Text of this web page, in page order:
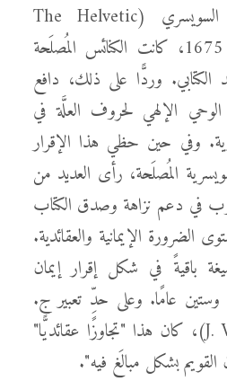
بصياغة إقرار الإيمان السويسري (The Helvetic
Consensus) في عام 1675، كانت الكنائس المُصلَحة
الكتابي. وردًّا على ذلك، دافع
الإلهي لحروف العلَّة في
وفي حين حظي هذا الإقرار
المُصلَحة، رأى العديد من
في دعم نزاهة وصدق الكتاب
الضرورة الإيمانية والعقائدية.
باقيةً في شكل إقرار إيمان
عامًا. وعلى حدِّ تعبير ج.
ف. فيسكو (J. V. Fesko)، كان هذا "تجاوزًا عقائديًّا"
بشكل مبالَغ فيه".